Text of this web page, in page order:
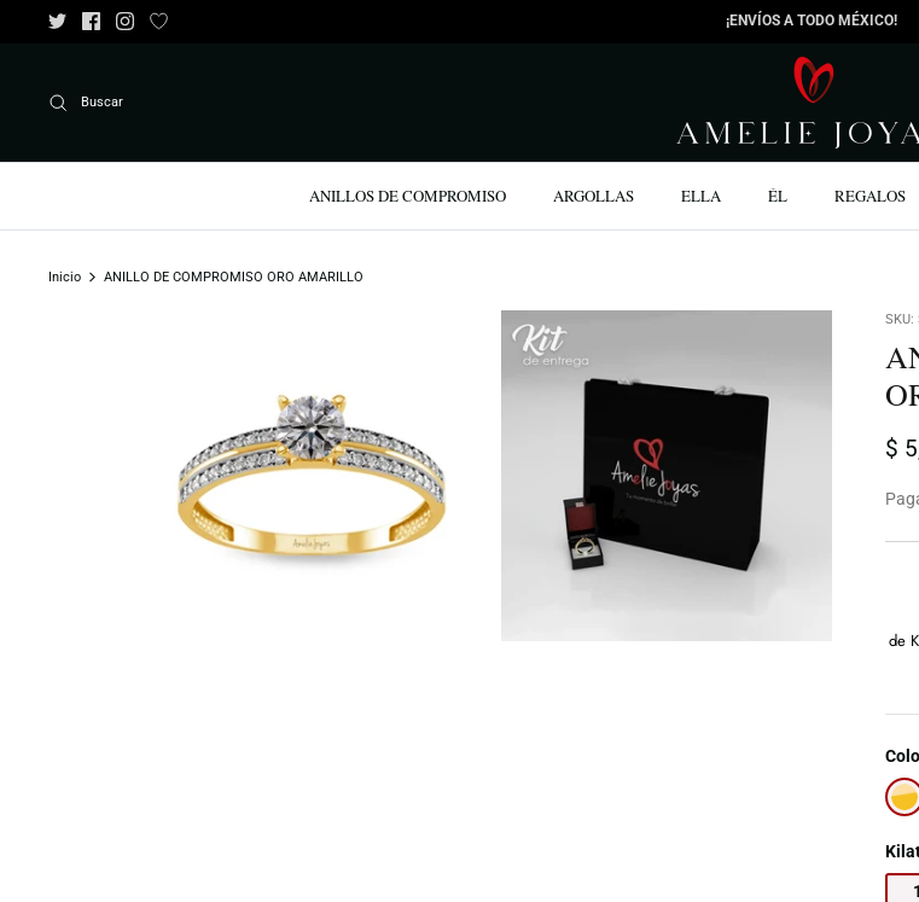
¡ENVÍOS A TODO MÉXICO!
Buscar
ANILLOS DE COMPROMISO ARGOLLAS ELLA ÉL REGALOS
Inicio ANILLO DE COMPROMISO ORO AMARILLO
SKU:
$
de
Oro